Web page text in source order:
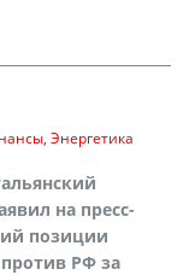
Энергетика
на пресс-
позиции
РФ за